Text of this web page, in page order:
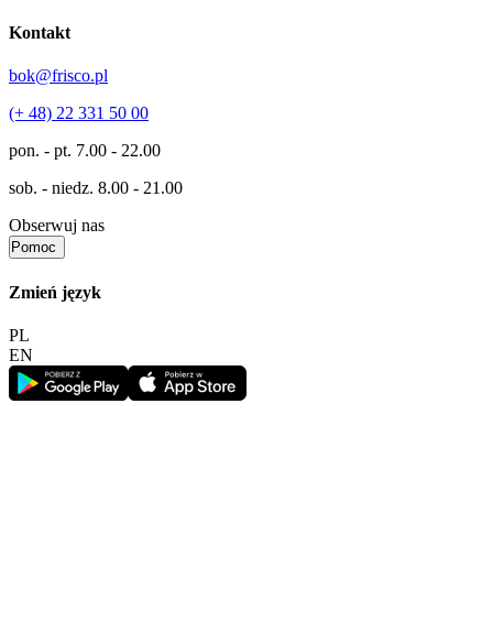
Kontakt
bok@frisco.pl
(+ 48) 22 331 50 00
pon. - pt. 7.00 - 22.00
sob. - niedz. 8.00 - 21.00
Obserwuj nas
Pomoc
Zmień język
PL
EN